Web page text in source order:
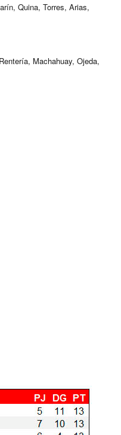
Quina, Torres, Arias,
Machahuay, Ojeda,